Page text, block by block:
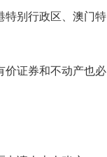
特别行政区、澳门特
价证券和不动产也必